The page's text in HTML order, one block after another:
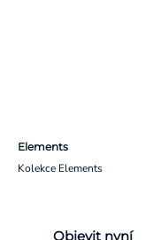
Elements
Kolekce Elements
Objevit nyní